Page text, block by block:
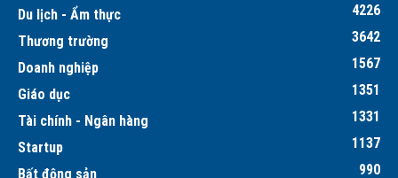
Du lịch - Ẩm thực
4226
Thương trường
3642
Doanh nghiệp
1567
Giáo dục
1351
Tài chính - Ngân hàng
1331
Startup
1137
Bất động sản
990